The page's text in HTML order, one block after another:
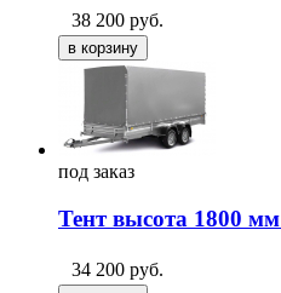
38 200 руб.
под заказ
Тент высота 1800
34 200 руб.